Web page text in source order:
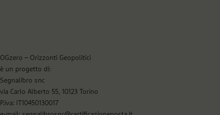
OGzero – Orizzonti Geopolitici
è un progetto di:
Segnalibro snc
via Carlo Alberto 55, 10123 Torino
P.iva: IT10450130017